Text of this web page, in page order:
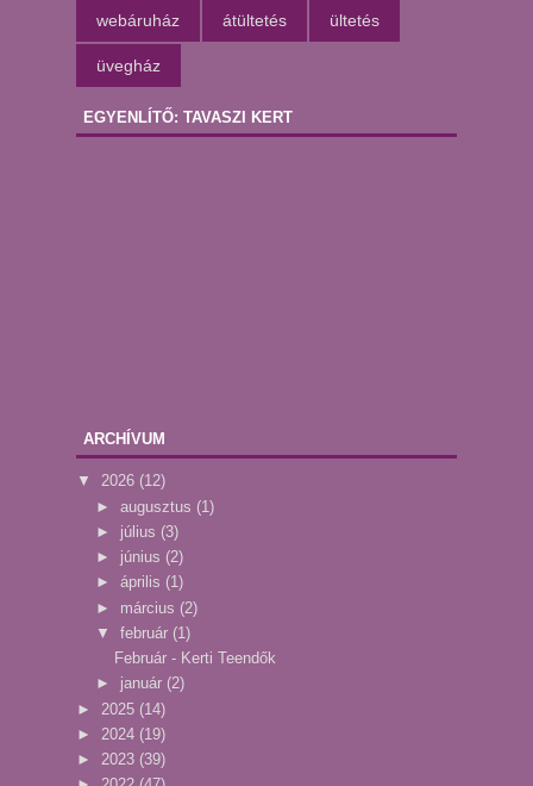
webáruház átültetés ültetés
üvegház
EGYENLÍTŐ: TAVASZI KERT
ARCHÍVUM
▼ 2026 (12)
► augusztus (1)
► július (3)
► június (2)
► április (1)
► március (2)
▼ február (1)
Február - Kerti Teendők
► január (2)
► 2025 (14)
► 2024 (19)
► 2023 (39)